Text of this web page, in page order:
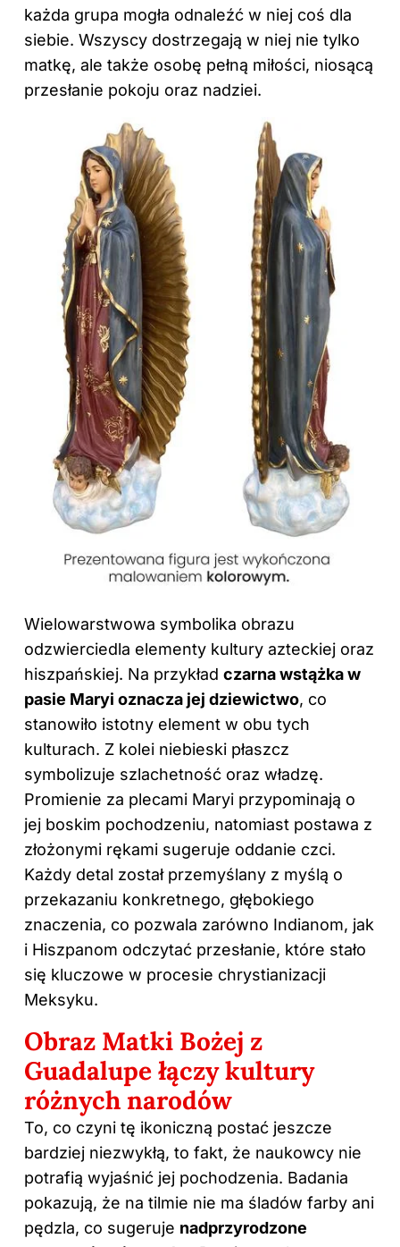
każda grupa mogła odnaleźć w niej coś dla
siebie. Wszyscy dostrzegają w niej nie tylko
matkę, ale także osobę pełną miłości, niosącą
przesłanie pokoju oraz nadziei.
Wielowarstwowa symbolika obrazu
odzwierciedla elementy kultury azteckiej oraz
hiszpańskiej. Na przykład czarna wstążka w
pasie Maryi oznacza jej dziewictwo, co
stanowiło istotny element w obu tych
kulturach. Z kolei niebieski płaszcz
symbolizuje szlachetność oraz władzę.
Promienie za plecami Maryi przypominają o
jej boskim pochodzeniu, natomiast postawa z
złożonymi rękami sugeruje oddanie czci.
Każdy detal został przemyślany z myślą o
przekazaniu konkretnego, głębokiego
znaczenia, co pozwala zarówno Indianom, jak
i Hiszpanom odczytać przesłanie, które stało
się kluczowe w procesie chrystianizacji
Meksyku.
Obraz Matki Bożej z
Guadalupe łączy kultury
różnych narodów
To, co czyni tę ikoniczną postać jeszcze
bardziej niezwykłą, to fakt, że naukowcy nie
potrafią wyjaśnić jej pochodzenia. Badania
pokazują, że na tilmie nie ma śladów farby ani
pędzla, co sugeruje nadprzyrodzone